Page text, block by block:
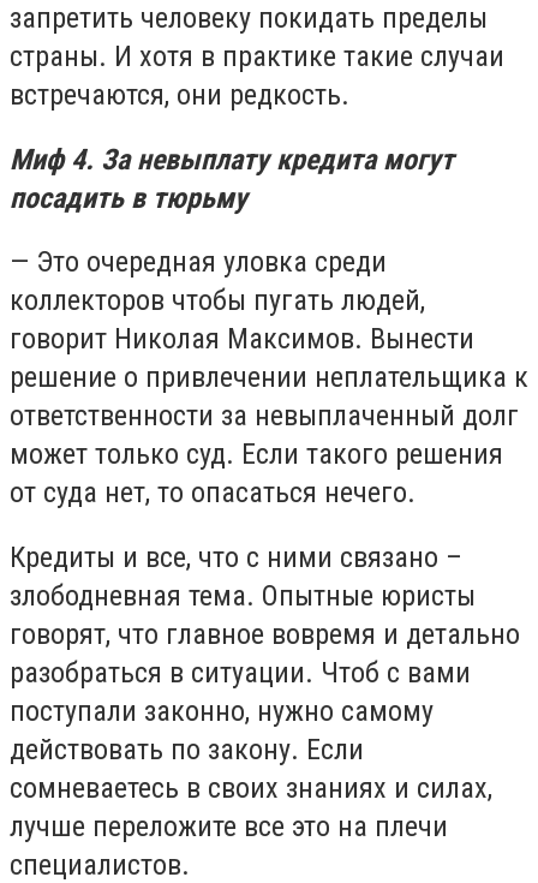
запретить человеку покидать пределы
страны. И хотя в практике такие случаи
встречаются, они редкость.
Миф 4. За невыплату кредита могут
посадить в тюрьму
— Это очередная уловка среди
коллекторов чтобы пугать людей,
говорит Николая Максимов. Вынести
решение о привлечении неплательщика к
ответственности за невыплаченный долг
может только суд. Если такого решения
от суда нет, то опасаться нечего.
Кредиты и все, что с ними связано –
злободневная тема. Опытные юристы
говорят, что главное вовремя и детально
разобраться в ситуации. Чтоб с вами
поступали законно, нужно самому
действовать по закону. Если
сомневаетесь в своих знаниях и силах,
лучше переложите все это на плечи
специалистов.